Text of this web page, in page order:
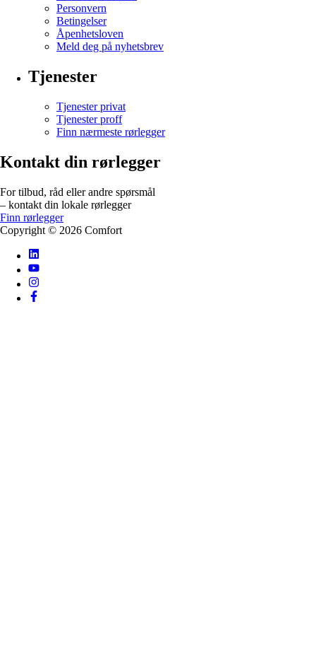
Personvern
Betingelser
Åpenhetsloven
Meld deg på nyhetsbrev
Tjenester
Tjenester privat
Tjenester proff
Finn nærmeste rørlegger
Kontakt din rørlegger
For tilbud, råd eller andre spørsmål
– kontakt din lokale rørlegger
Finn rørlegger
Copyright © 2026 Comfort